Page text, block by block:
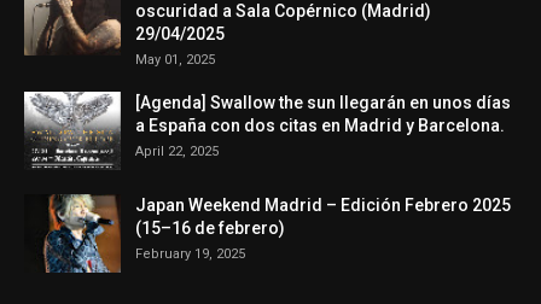
oscuridad a Sala Copérnico (Madrid)
29/04/2025
May 01, 2025
[Agenda] Swallow the sun llegarán en unos días
a España con dos citas en Madrid y Barcelona.
April 22, 2025
Japan Weekend Madrid – Edición Febrero 2025
(15–16 de febrero)
February 19, 2025